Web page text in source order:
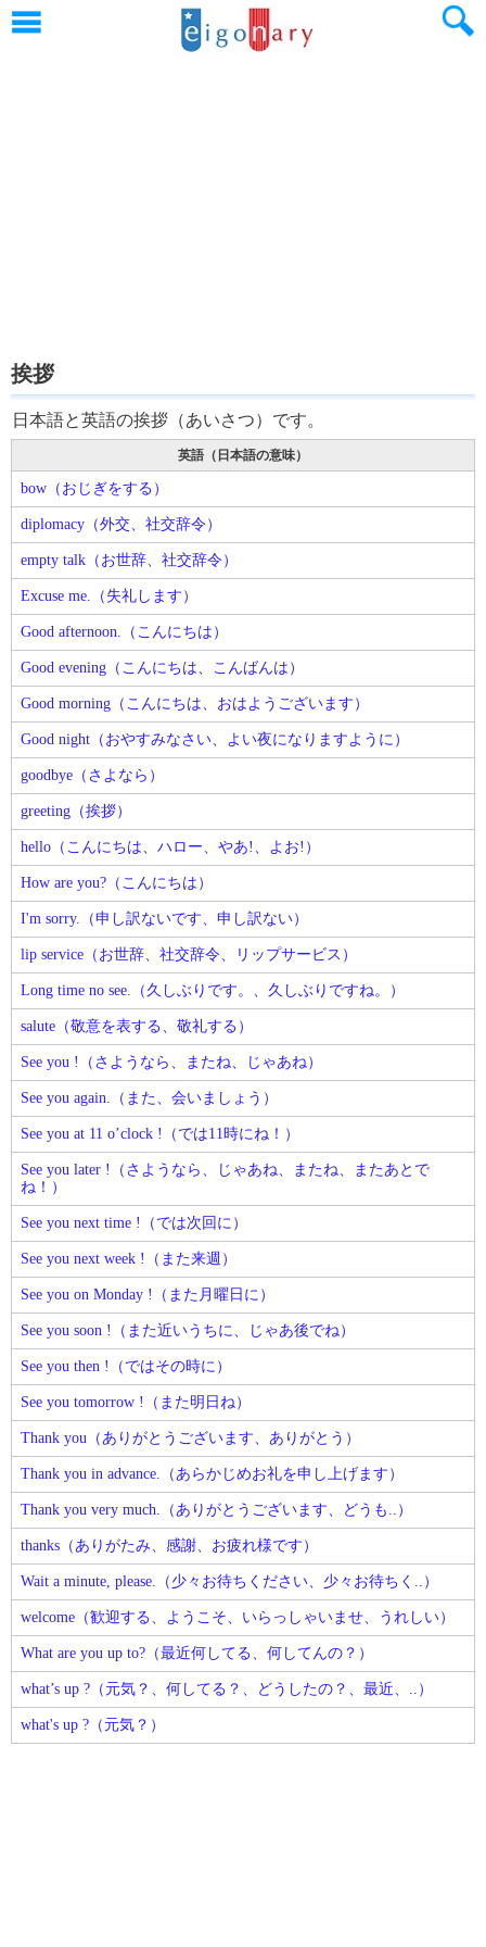
挨拶
日本語と英語の挨拶（あいさつ）です。
英語（日本語の意味）
bow（おじぎをする）
diplomacy（外交、社交辞令）
empty talk（お世辞、社交辞令）
Excuse me.（失礼します）
Good afternoon.（こんにちは）
Good evening（こんにちは、こんばんは）
Good morning（こんにちは、おはようございます）
Good night（おやすみなさい、よい夜になりますように）
goodbye（さよなら）
greeting（挨拶）
hello（こんにちは、ハロー、やあ!、よお!）
How are you?（こんにちは）
I'm sorry.（申し訳ないです、申し訳ない）
lip service（お世辞、社交辞令、リップサービス）
Long time no see.（久しぶりです。、久しぶりですね。）
salute（敬意を表する、敬礼する）
See you !（さようなら、またね、じゃあね）
See you again.（また、会いましょう）
See you at 11 o’clock !（では11時にね！）
See you later !（さようなら、じゃあね、またね、またあとで
ね！）
See you next time !（では次回に）
See you next week !（また来週）
See you on Monday !（また月曜日に）
See you soon !（また近いうちに、じゃあ後でね）
See you then !（ではその時に）
See you tomorrow !（また明日ね）
Thank you（ありがとうございます、ありがとう）
Thank you in advance.（あらかじめお礼を申し上げます）
Thank you very much.（ありがとうございます、どうも..）
thanks（ありがたみ、感謝、お疲れ様です）
Wait a minute, please.（少々お待ちください、少々お待ちく..）
welcome（歓迎する、ようこそ、いらっしゃいませ、うれしい）
What are you up to?（最近何してる、何してんの？）
what’s up ?（元気？、何してる？、どうしたの？、最近、..）
what's up ?（元気？）